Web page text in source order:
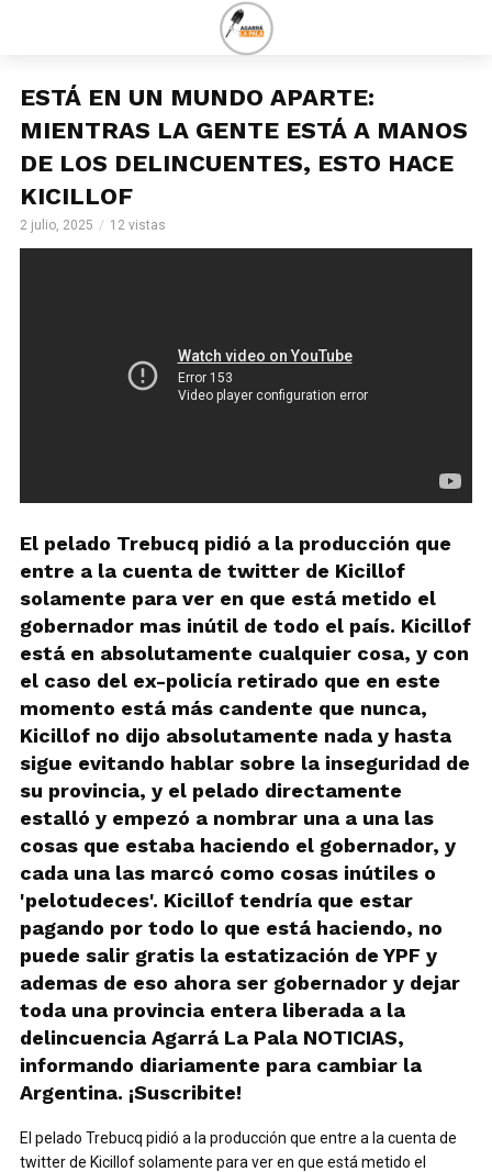
ESTÁ EN UN MUNDO APARTE:
MIENTRAS LA GENTE ESTÁ A MANOS
DE LOS DELINCUENTES, ESTO HACE
KICILLOF
2 julio, 2025 12 vistas
El pelado Trebucq pidió a la producción que
entre a la cuenta de twitter de Kicillof
solamente para ver en que está metido el
gobernador mas inútil de todo el país. Kicillof
está en absolutamente cualquier cosa, y con
el caso del ex-policía retirado que en este
momento está más candente que nunca,
Kicillof no dijo absolutamente nada y hasta
sigue evitando hablar sobre la inseguridad de
su provincia, y el pelado directamente
estalló y empezó a nombrar una a una las
cosas que estaba haciendo el gobernador, y
cada una las marcó como cosas inútiles o
'pelotudeces'. Kicillof tendría que estar
pagando por todo lo que está haciendo, no
puede salir gratis la estatización de YPF y
ademas de eso ahora ser gobernador y dejar
toda una provincia entera liberada a la
delincuencia Agarrá La Pala NOTICIAS,
informando diariamente para cambiar la
Argentina. ¡Suscribite!
El pelado Trebucq pidió a la producción que entre a la cuenta de
twitter de Kicillof solamente para ver en que está metido el